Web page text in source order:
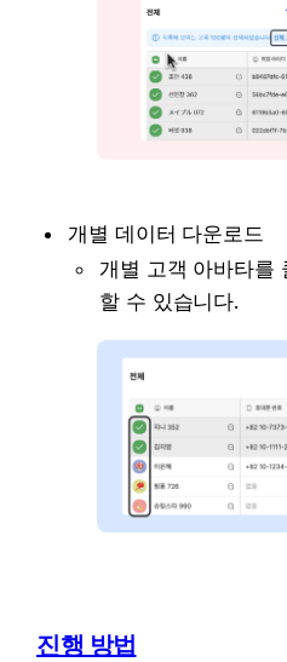
개별 데이터 다운로드
개별 고객 아바타를
할 수 있습니다.
진행 방법